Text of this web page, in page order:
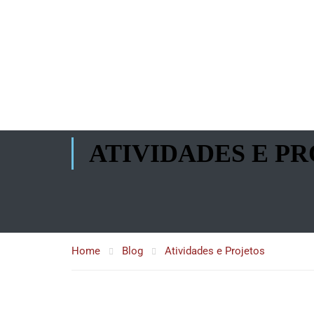
ATIVIDADES E
Home Blog Atividades e Projetos